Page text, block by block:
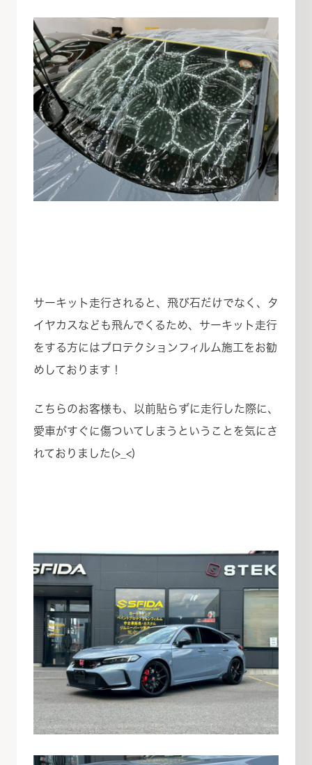
サーキット走行されると、飛び石だけでなく、タ
イヤカスなども飛んでくるため、サーキット走行
をする方にはプロテクションフィルム施工をお勧
めしております！
こちらのお客様も、以前貼らずに走行した際に、
愛車がすぐに傷ついてしまうということを気にさ
れておりました(>_<)